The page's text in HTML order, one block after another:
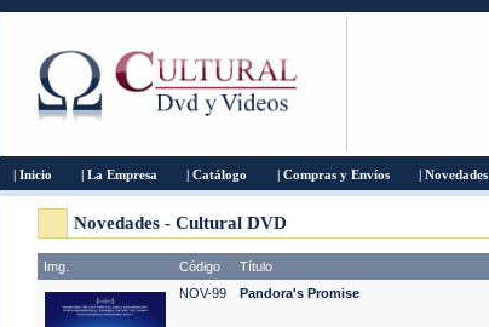
| Inicio | La Empresa | Catálogo | Compras y Envíos | Novedades
Novedades - Cultural DVD
Img. Código Título
NOV-99
Pandora's Promise